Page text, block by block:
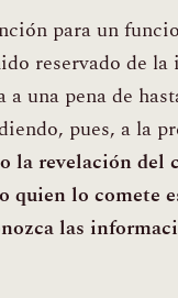
para un
reservado de
una pena de
pues, a la
la revelación del
quien lo comete
las